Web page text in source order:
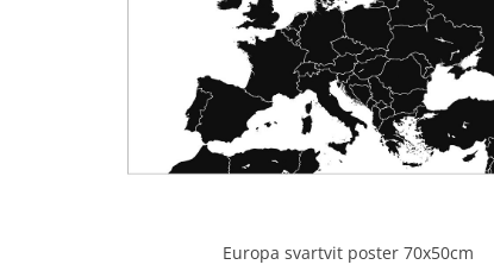
Europa svartvit poster 70x50cm